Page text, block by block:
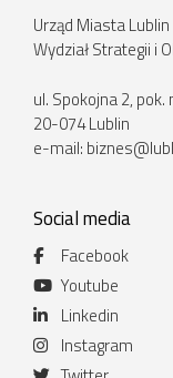
Urząd Miasta Lublin
Wydział Strategii i
ul. Spokojna 2, pok.
20-074 Lublin
e-mail:
Social media
Facebook
Youtube
Linkedin
Instagram